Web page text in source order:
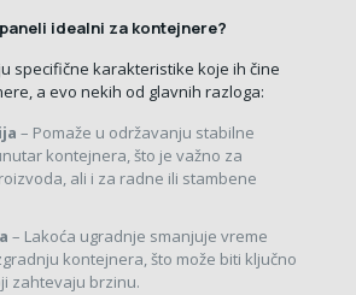
idealni za kontejnere?
specifične karakteristike koje ih čine
a evo nekih od glavnih razloga:
– Pomaže u održavanju stabilne
kontejnera, što je važno za
ali i za radne ili stambene
– Lakoća ugradnje smanjuje vreme
kontejnera, što može biti ključno
zahtevaju brzinu.